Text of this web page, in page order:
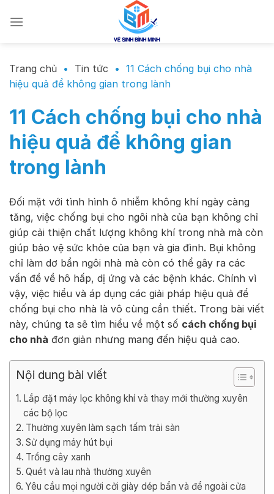
đến
Trang chủ • Tin tức • 11 Cách chống bụi cho nhà
hiệu quả để không gian trong lành
11 Cách chống bụi cho nhà
hiệu quả để không gian
trong lành
Đối mặt với tình hình ô nhiễm không khí ngày càng
tăng, việc chống bụi cho ngôi nhà của bạn không chỉ
giúp cải thiện chất lượng không khí trong nhà mà còn
giúp bảo vệ sức khỏe của bạn và gia đình. Bụi không
chỉ làm dơ bẩn ngôi nhà mà còn có thể gây ra các
vấn đề về hô hấp, dị ứng và các bệnh khác. Chính vì
vậy, việc hiểu và áp dụng các giải pháp hiệu quả để
chống bụi cho nhà là vô cùng cần thiết. Trong bài viết
này, chúng ta sẽ tìm hiểu về một số cách chống bụi
cho nhà đơn giản nhưng mang đến hiệu quả cao.
Nội dung bài viết
Lắp đặt máy lọc không khí và thay mới thường xuyên
các bộ lọc
Thường xuyên làm sạch tấm trải sàn
Sử dụng máy hút bụi
Trồng cây xanh
Quét và lau nhà thường xuyên
Yêu cầu mọi người cởi giày dép bẩn và để ngoài cửa